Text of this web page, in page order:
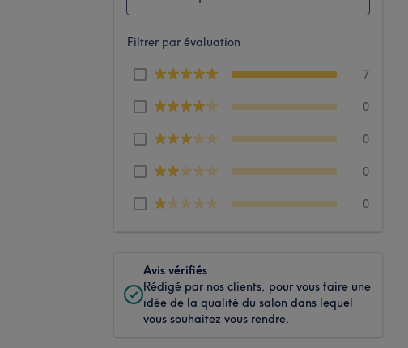
Filtrer par évaluation
7
0
0
0
0
Avis vérifiés
Rédigé par nos clients, pour vous faire une
idée de la qualité du salon dans lequel
vous souhaitez vous rendre.